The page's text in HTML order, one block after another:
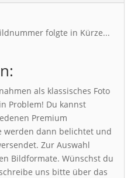
folgte in Kürze...
als klassisches Foto
Problem! Du kannst
Premium
werden dann belichtet und
Zur Auswahl
Bildformate. Wünschst du
uns bitte über das